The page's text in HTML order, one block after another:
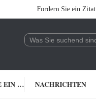
Fordern Sie ein Zitat
FORDERN SIE EIN ZITAT NACHRICHTEN